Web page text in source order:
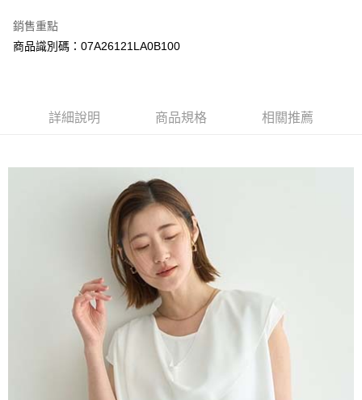
台灣樂天信用卡公司
大哥付你分期
相關說明
流程，驗證手機門號後，選擇欲分期的期數、繳款截止日，確認付款後即完
1.分期款項不併入電信帳單，「大哥付你分期」於每月結算日後寄送繳費提
2.透過簡訊連結打開帳單後，可選擇「超商條碼／台灣大直營門市／銀行轉
帳／街口支付／iPASS MONEY」等通路繳費。
1.本服務係由「台灣大哥大股份有限公司」（以下簡稱本公司）所提供，讓
用戶於交易時，得透過本服務購買商品或服務，並由商店將買賣／分期付款
買賣價金債權讓與本公司後，依約使用本公司帳單繳交帳款。
2.基於同意付款使用「大哥付你分期」之契約關係目的，商店將以您的個人
資料（包含姓名、電話或地址）提供予台灣大哥大進項蒐集、處理及利用，
由本公司與您本人進行分期帳單所需資料之確認、核對及更正。
3.完整用戶服務條款，請詳閱以下連結：
https://oppay.tw/userRule
【關於「AFTEE先享後付」】
１．簡單：不需註冊會員、不需綁卡、不需儲值。
２．便利：只要手機號碼，簡訊認證，即可結帳。
３．安心：先確認商品／服務後，再付款。
【「AFTEE先享後付」結帳流程】
１．於結帳方式選擇「AFTEE先享後付」後，將跳轉至「AFTEE先享後付」
結帳頁面，進行簡訊認證並確認金額後，即可完成結帳。
２．訂單成立數日內，您將收到繳費通知簡訊。
３．收到繳費通知簡訊後14天內，點擊此簡訊中的連結，可透過四大超商／
ATM／網路銀行／等多元方式進行付款，方視為交易完成。
※ 請注意：結帳手續完成當下不需立刻繳費，但若您需要取消訂單，請聯絡
購買商品的店家。未經商家同意取消之訂單仍視為有效，需透過AFTEE先享
後付繳納相關費用。
※ 交易是否成功請以「AFTEE先享後付 」之結帳頁面顯示為準，若有關於
是否繳費成功／繳費後需取消欲退款等相關疑問，請聯繫「AFTEE先享後付
https://netprotections.freshdesk.com/support/home
每筆NT$60，滿NT$388(含以上)免運費
每筆NT$60，滿NT$388(含以上)免運費
萊爾富取貨付款
每筆NT$60，滿NT$888(含以上)免運費
每筆NT$60，滿NT$888(含以上)免運費
銷售重點
商品識別碼：07A26121LA0B100
詳細說明 商品規格 相關推薦